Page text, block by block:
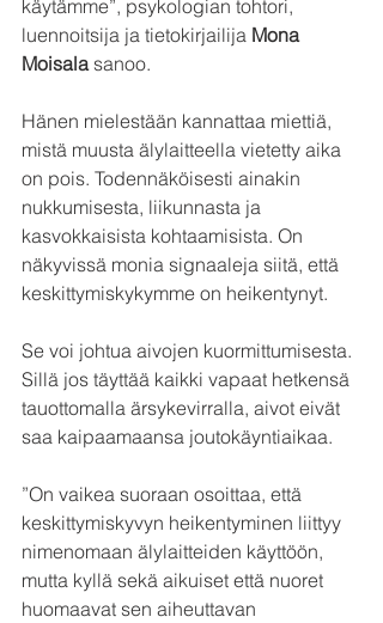
käytämme”, psykologian tohtori,
luennoitsija ja tietokirjailija Mona
Moisala sanoo.
Hänen mielestään kannattaa miettiä,
mistä muusta älylaitteella vietetty aika
on pois. Todennäköisesti ainakin
nukkumisesta, liikunnasta ja
kasvokkaisista kohtaamisista. On
näkyvissä monia signaaleja siitä, että
keskittymiskykymme on heikentynyt.
Se voi johtua aivojen kuormittumisesta.
Sillä jos täyttää kaikki vapaat hetkensä
tauottomalla ärsykevirralla, aivot eivät
saa kaipaamaansa joutokäyntiaikaa.
”On vaikea suoraan osoittaa, että
keskittymiskyvyn heikentyminen liittyy
nimenomaan älylaitteiden käyttöön,
mutta kyllä sekä aikuiset että nuoret
huomaavat sen aiheuttavan